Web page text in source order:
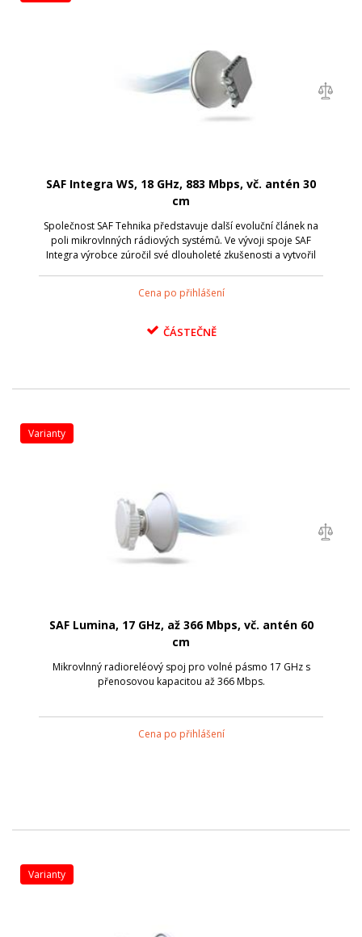
SAF Integra WS, 18 GHz, 883 Mbps, vč. antén 30
cm
Společnost SAF Tehnika představuje další evoluční článek na
poli mikrovlnných rádiových systémů. Ve vývoji spoje SAF
Integra výrobce zúročil své dlouholeté zkušenosti a vytvořil
Cena po přihlášení
ČÁSTEČNĚ
SAF Lumina, 17 GHz, až 366 Mbps, vč. antén 60
cm
Mikrovlnný radioreléový spoj pro volné pásmo 17 GHz s
přenosovou kapacitou až 366 Mbps.
Cena po přihlášení
varianty
varianty